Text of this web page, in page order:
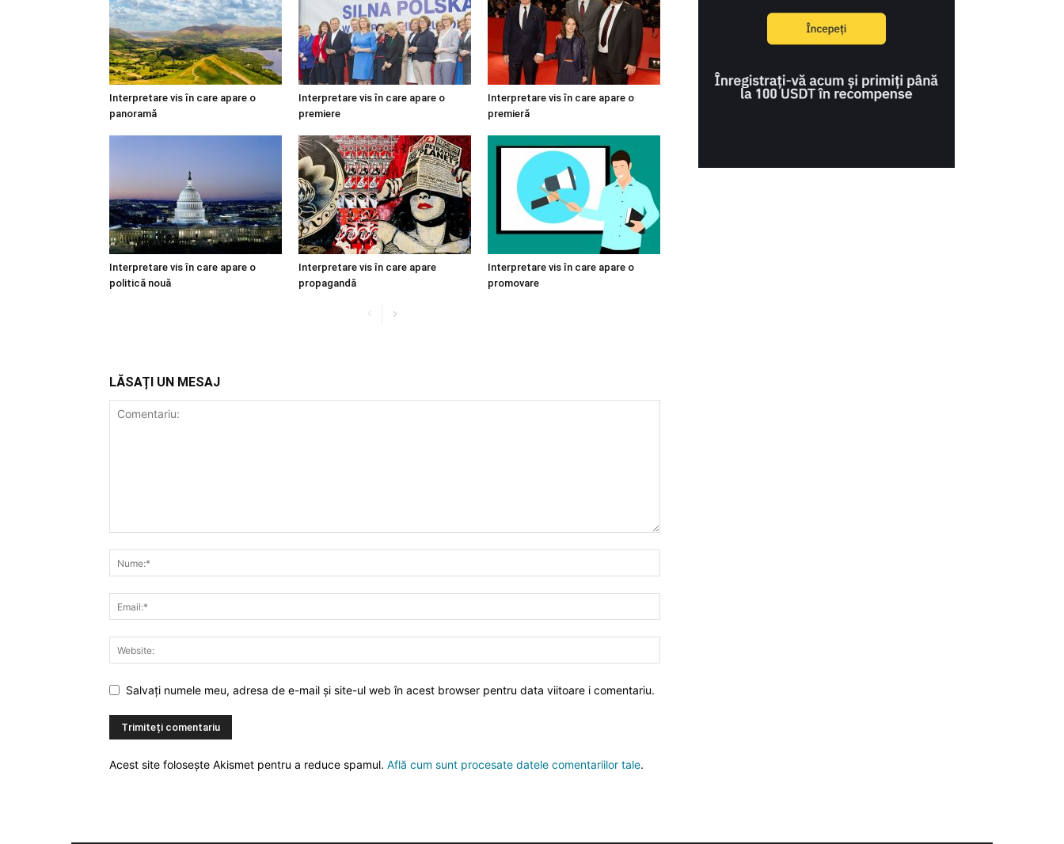
Interpretare vis în care apare o
panoramă
Interpretare vis în care apare o
premiere
Interpretare vis în care apare o
premieră
Interpretare vis în care apare o
politică nouă
Interpretare vis în care apare
propagandă
Interpretare vis în care apare o
promovare
LĂSAȚI UN MESAJ
Salvați numele meu, adresa de e-mail și site-ul web în acest browser pentru data viitoare i comentariu.
Acest site folosește Akismet pentru a reduce spamul. Află cum sunt procesate datele comentariilor tale.